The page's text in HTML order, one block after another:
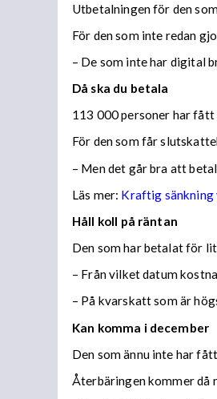
Utbetalningen för den
För den som inte redan
– De som inte har digital
Då ska du betala
113 000 personer har
För den som får
– Men det går bra att
Läs mer: Kraftig sänkning
Håll koll på räntan
Den som har betalat för
– Från vilket datum
– På kvarskatt som är
Kan komma i december
Den som ännu inte har
Återbäringen kommer då